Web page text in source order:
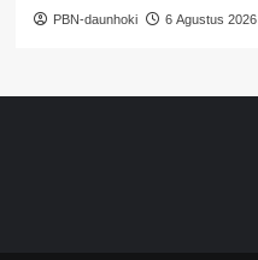
PBN-daunhoki 6 Agustus 2026